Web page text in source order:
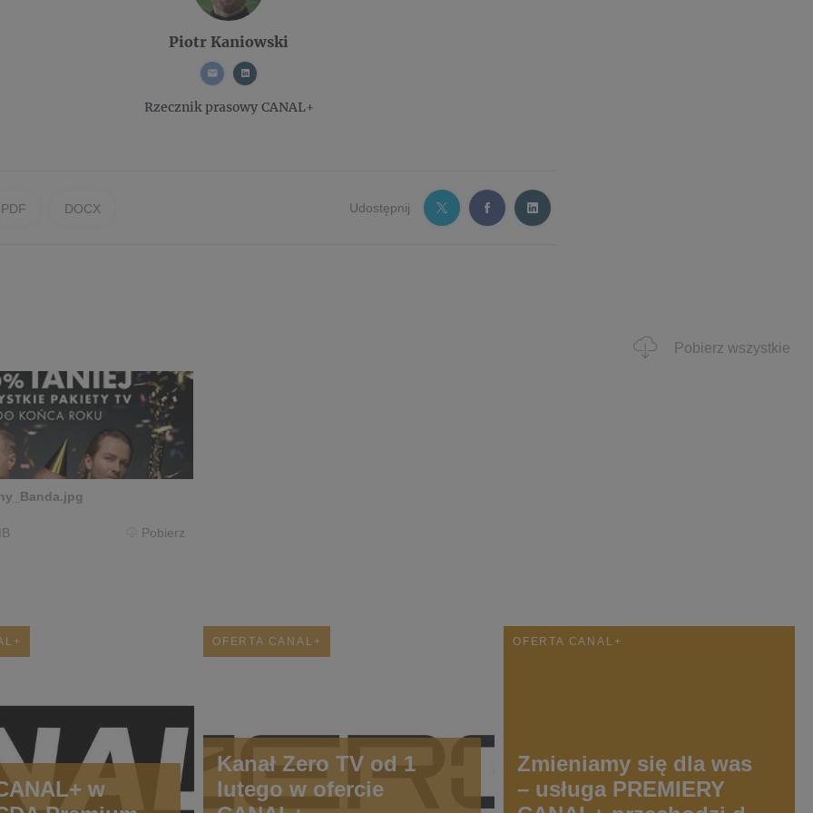
Piotr Kaniowski
Rzecznik prasowyCANAL+
PDF DOCX Udostępnij
Pobierz wszystkie
Pobierz
w
OFERTA CANAL+
Kanał Zero TV od 1
lutego w ofercie
OFERTA CANAL+
Zmieniamy się dla was
– usługa PREMIERY